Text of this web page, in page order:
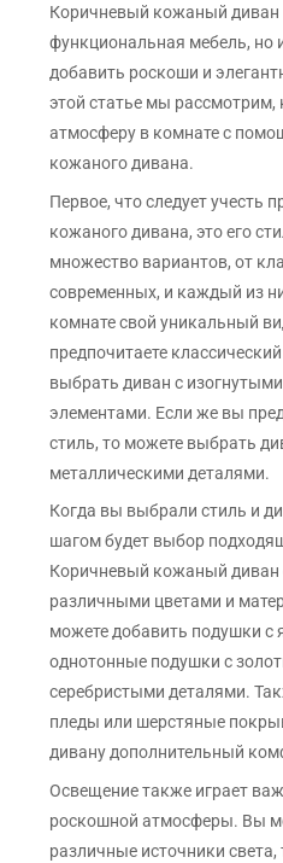
Коричневый кожаный диван
функциональная мебель, но
добавить роскоши и
этой статье мы
атмосферу в комнате с
кожаного дивана.
Первое, что следует учесть
кожаного дивана, это его
множество вариантов, от
современных, и каждый из
комнате свой уникальный
предпочитаете
выбрать диван с
элементами. Если же вы
стиль, то можете выбрать
металлическими деталями.
Когда вы выбрали стиль и
шагом будет выбор
Коричневый кожаный диван
различными цветами и
можете добавить подушки с
однотонные подушки с
серебристыми деталями.
пледы или шерстяные
дивану дополнительный
Освещение также играет
роскошной атмосферы. Вы
различные источники